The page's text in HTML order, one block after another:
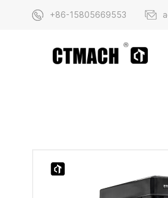
+86-15805669553